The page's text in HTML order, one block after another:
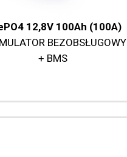
12,8V 100Ah (100A)
BEZOBSŁUGOWY
+ BMS